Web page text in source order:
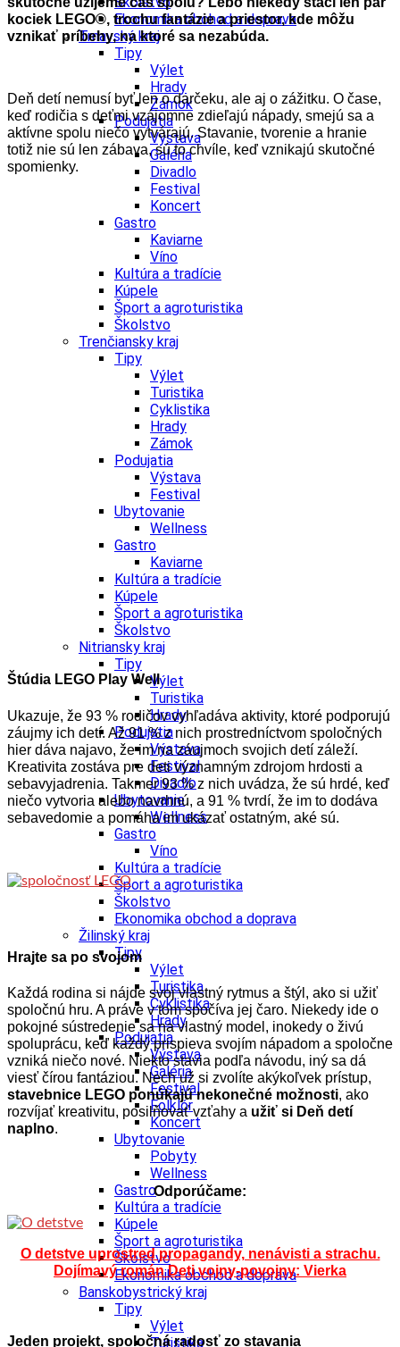
Ekonomika obchod a doprava
Trnavský kraj
Tipy
Výlet
Hrady
Zámok
Podujatia
Výstava
Galéria
Divadlo
Festival
Koncert
Gastro
Kaviarne
Víno
Kultúra a tradície
Kúpele
Šport a agroturistika
Školstvo
Trenčiansky kraj
Tipy
Výlet
Turistika
Cyklistika
Hrady
Zámok
Podujatia
Výstava
Festival
Ubytovanie
Wellness
Gastro
Kaviarne
Kultúra a tradície
Kúpele
Šport a agroturistika
Školstvo
Nitriansky kraj
Tipy
Výlet
Turistika
Hrady
Podujatia
Výstava
Festival
Divadlo
Ubytovanie
Wellness
Gastro
Víno
Kultúra a tradície
Šport a agroturistika
Školstvo
Ekonomika obchod a doprava
Žilinský kraj
Tipy
Výlet
Turistika
Cyklistika
Hrady
Podujatia
Výstava
Galéria
Festival
Folklór
Koncert
Ubytovanie
Pobyty
Wellness
Gastro
Kultúra a tradície
Kúpele
Šport a agroturistika
Školstvo
Ekonomika obchod a doprava
Banskobystrický kraj
Tipy
Výlet
Turistika
kociek LEGO®, trochu fantázie a priestor, kde môžu
vznikať príbehy, na ktoré sa nezabúda.
Deň detí nemusí byť len o darčeku, ale aj o zážitku. O čase,
keď rodičia s deťmi vzájomne zdieľajú nápady, smejú sa a
aktívne spolu niečo vytvárajú. Stavanie, tvorenie a hranie
totiž nie sú len zábava, sú to chvíle, keď vznikajú skutočné
spomienky.
Štúdia LEGO Play Well
Ukazuje, že 93 % rodičov vyhľadáva aktivity, ktoré podporujú
záujmy ich detí. Až 91 % z nich prostredníctvom spoločných
hier dáva najavo, že im na záujmoch svojich detí záleží.
Kreativita zostáva pre deti významným zdrojom hrdosti a
sebavyjadrenia. Takmer 93 % z nich uvádza, že sú hrdé, keď
niečo vytvoria alebo navrhnú, a 91 % tvrdí, že im to dodáva
sebavedomie a pomáha im ukázať ostatným, aké sú.
Hrajte sa po svojom
Každá rodina si nájde svoj vlastný rytmus a štýl, ako si užiť
spoločnú hru. A práve v tom spočíva jej čaro. Niekedy ide o
pokojné sústredenie sa na vlastný model, inokedy o živú
spoluprácu, keď každý prispieva svojím nápadom a spoločne
vzniká niečo nové. Niekto stavia podľa návodu, iný sa dá
viesť čírou fantáziou. Nech už si zvolíte akýkoľvek prístup,
stavebnice LEGO ponúkajú nekonečné možnosti, ako
rozvíjať kreativitu, posilňovať vzťahy a užiť si Deň detí
naplno.
Odporúčame:
O detstve uprostred propagandy, nenávisti a strachu.
Dojímavý román Deti vojny-povojny: Vierka
Jeden projekt, spoločná radosť zo stavania